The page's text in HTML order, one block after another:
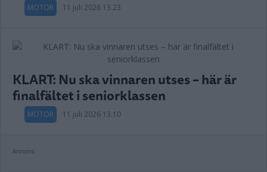
MOTOR 11 juli 2026 13.23
KLART: Nu ska vinnaren utses – här är
finalfältet i seniorklassen
MOTOR 11 juli 2026 13.10
Annons: